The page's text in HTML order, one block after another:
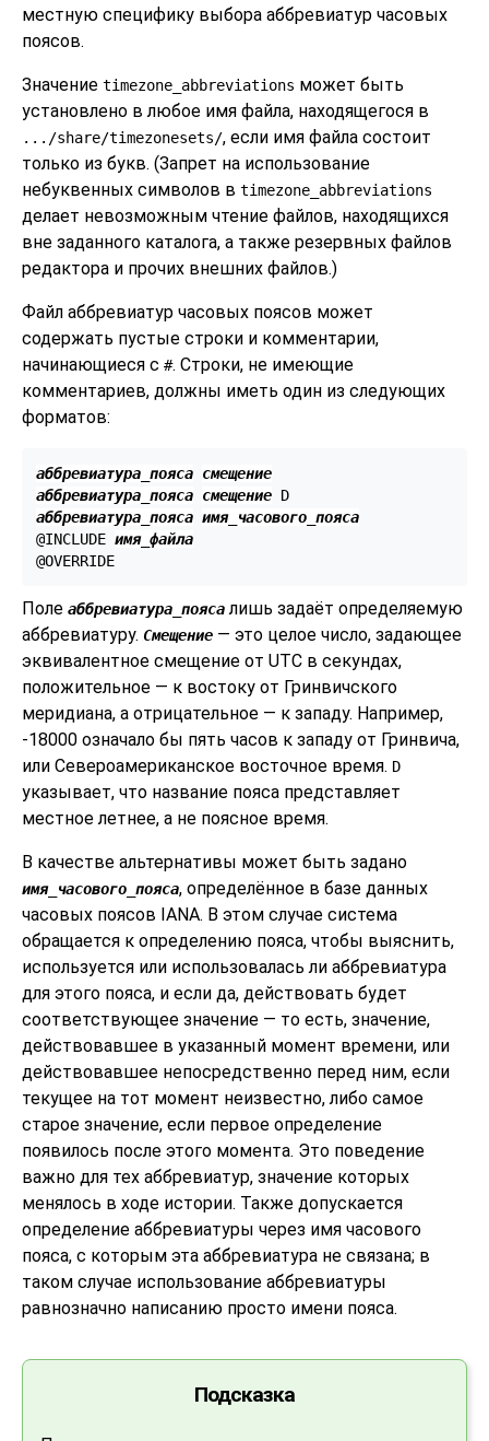
местную специфику выбора аббревиатур часовых
поясов.
Значение timezone_abbreviations может быть
установлено в любое имя файла, находящегося в
.../share/timezonesets/, если имя файла состоит
только из букв. (Запрет на использование
небуквенных символов в timezone_abbreviations
делает невозможным чтение файлов, находящихся
вне заданного каталога, а также резервных файлов
редактора и прочих внешних файлов.)
Файл аббревиатур часовых поясов может
содержать пустые строки и комментарии,
начинающиеся с #. Строки, не имеющие
комментариев, должны иметь один из следующих
форматов:
аббревиатура_пояса смещение
аббревиатура_пояса смещение
D
аббревиатура_пояса имя_часового_пояса
@INCLUDE имя_файла
@OVERRIDE
Поле аббревиатура_поясалишь задаёт определяемую
аббревиатуру. Смещение — это целое число, задающее
эквивалентное смещение от UTC в секундах,
положительное — к востоку от Гринвичского
меридиана, а отрицательное — к западу. Например,
-18000 означало бы пять часов к западу от Гринвича,
или Североамериканское восточное время. D
указывает, что название пояса представляет
местное летнее, а не поясное время.
В качестве альтернативы может быть задано
имя_часового_пояса, определённое в базе данных
часовых поясов IANA. В этом случае система
обращается к определению пояса, чтобы выяснить,
используется или использовалась ли аббревиатура
для этого пояса, и если да, действовать будет
соответствующее значение — то есть, значение,
действовавшее в указанный момент времени, или
действовавшее непосредственно перед ним, если
текущее на тот момент неизвестно, либо самое
старое значение, если первое определение
появилось после этого момента. Это поведение
важно для тех аббревиатур, значение которых
менялось в ходе истории. Также допускается
определение аббревиатуры через имя часового
пояса, с которым эта аббревиатура не связана; в
таком случае использование аббревиатуры
равнозначно написанию просто имени пояса.
Подсказка